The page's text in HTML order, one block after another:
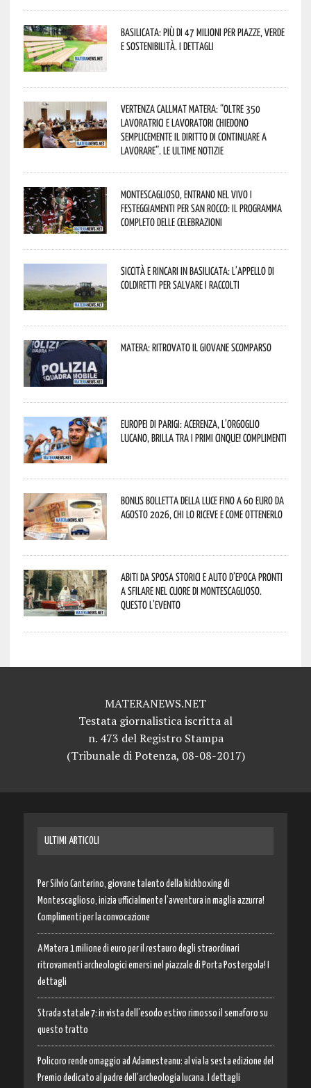
Basilicata: più di 47 milioni per piazze, verde
e sostenibilità. I dettagli
Vertenza CallMat Matera: “Oltre 350
lavoratrici e lavoratori chiedono
semplicemente il diritto di continuare a
lavorare”. Le ultime notizie
Montescaglioso, entrano nel vivo i
festeggiamenti per San Rocco: il programma
completo delle celebrazioni
Siccità e rincari in Basilicata: l’appello di
Coldiretti per salvare i raccolti
Matera: ritrovato il giovane scomparso
Europei di Parigi: Acerenza, l’orgoglio
lucano, brilla tra i primi cinque! Complimenti
Bonus bolletta della luce fino a 60 euro da
agosto 2026, chi lo riceve e come ottenerlo
Abiti da sposa storici e auto d’epoca pronti
a sfilare nel cuore di Montescaglioso.
Questo l’evento
MATERANEWS.NET
Testata giornalistica iscritta al
n. 473 del Registro Stampa
(Tribunale di Potenza, 08-08-2017)
ULTIMI ARTICOLI
Per Silvio Canterino, giovane talento della kickboxing di
Montescaglioso, inizia ufficialmente l’avventura in maglia azzurra!
Complimenti per la convocazione
A Matera 1 milione di euro per il restauro degli straordinari
ritrovamenti archeologici emersi nel piazzale di Porta Postergola! I
dettagli
Strada statale 7: in vista dell’esodo estivo rimosso il semaforo su
questo tratto
Policoro rende omaggio ad Adamesteanu: al via la sesta edizione del
Premio dedicato al padre dell’archeologia lucana. I dettagli